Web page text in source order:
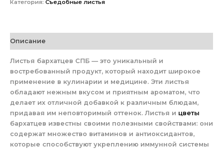
Категория: Съедобные листья
Описание
Листья бархатцев СПБ — это уникальный и
востребованный продукт, который находит широкое
применение в кулинарии и медицине. Эти листья
обладают нежным вкусом и приятным ароматом, что
делает их отличной добавкой к различным блюдам,
придавая им неповторимый оттенок. Листья и цветы
бархатцев известны своими полезными свойствами: они
содержат множество витаминов и антиоксидантов,
которые способствуют укреплению иммунной системы